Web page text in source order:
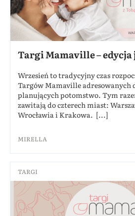
Targi Mamaville – edycja
Wrzesień to tradycyjny czas
Targów Mamaville adresowanych
planujących potomstwo. Tym
zawitają do czterech miast:
Wrocławia i Krakowa. [...]
MIRELLA
TARGI